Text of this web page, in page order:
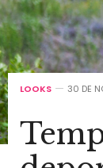
LOOKS 30 DE